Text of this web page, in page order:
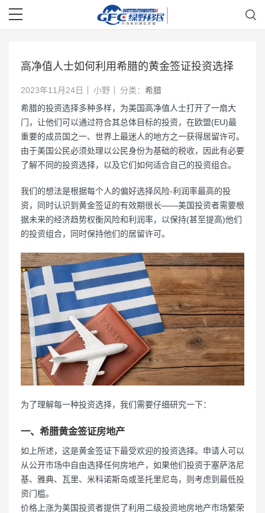
高净值人士如何利用希腊的黄金签证投资选择
2023年11月24日 小野 分类： 希腊
希腊的投资选择多种多样，为美国高净值人士打开了一扇大
门，让他们可以通过符合其总体目标的投资，在欧盟(EU)最
重要的成员国之一、世界上最迷人的地方之一获得居留许可。
由于美国公民必须处理以公民身份为基础的税收，因此有必要
了解不同的投资选择，以及它们如何适合自己的投资组合。
我们的想法是根据每个人的偏好选择风险-利润率最高的投
资，同时认识到黄金签证的有效期很长——美国投资者需要根
据未来的经济趋势权衡风险和利润率，以保持(甚至提高)他们
的投资组合，同时保持他们的居留许可。
为了理解每一种投资选择，我们需要仔细研究一下：
一、希腊黄金签证房地产
如上所述，这是黄金签证下最受欢迎的投资选择。申请人可以
从公开市场中自由选择任何房地产，如果他们投资于塞萨洛尼
基、雅典、瓦里、米科诺斯岛或圣托里尼岛，则考虑到最低投
资门槛。
价格上涨为美国投资者提供了利用二级投资地房地产市场繁荣